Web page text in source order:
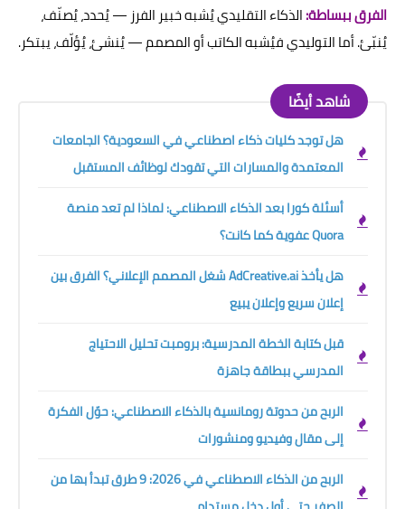
الفرق ببساطة:الذكاء التقليدي يُشبه خبير الفرز — يُحدد، يُصنّف،
يُنبّئ. أما التوليدي فيُشبه الكاتب أو المصمم — يُنشئ، يُؤلّف، يبتكر.
شاهد أيضًا
هل توجد كليات ذكاء اصطناعي في السعودية؟ الجامعات
المعتمدة والمسارات التي تقودك لوظائف المستقبل
أسئلة كورا بعد الذكاء الاصطناعي: لماذا لم تعد منصة
Quora عفوية كما كانت؟
هل يأخذ AdCreative.ai شغل المصمم الإعلاني؟ الفرق بين
إعلان سريع وإعلان يبيع
قبل كتابة الخطة المدرسية: برومبت تحليل الاحتياج
المدرسي ببطاقة جاهزة
الربح من حدوتة رومانسية بالذكاء الاصطناعي: حوّل الفكرة
إلى مقال وفيديو ومنشورات
الربح من الذكاء الاصطناعي في 2026: 9 طرق تبدأ بها من